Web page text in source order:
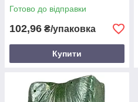
Готово до відправки
102,96 ₴/упаковка
Купити